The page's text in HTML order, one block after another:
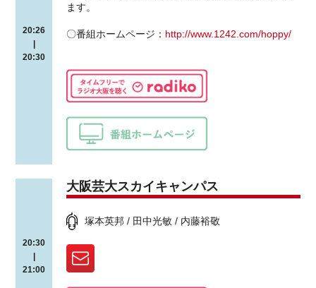
20:26
|
20:30
ます。
〇番組ホームページ： http://www.1242.com/hoppy/
20:30
|
21:00
大阪芸大スカイキャンパス
塚本英邦 / 田中光敏 / 内藤裕敬